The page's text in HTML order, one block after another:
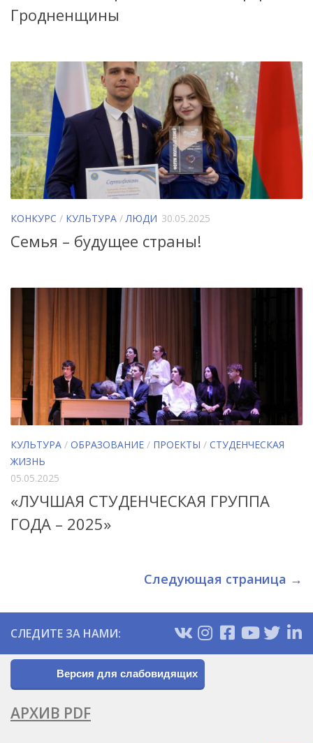
Гродненщины
КОНКУРС / КУЛЬТУРА / ЛЮДИ 30.05.2025
Семья – будущее страны!
КУЛЬТУРА / ОБРАЗОВАНИЕ / ПРОЕКТЫ / СТУДЕНЧЕСКАЯ
ЖИЗНЬ
05.05.2025
«ЛУЧШАЯ СТУДЕНЧЕСКАЯ ГРУППА
ГОДА – 2025»
Следующая страница →
СЛЕДИТЕ ЗА НАМИ:
Версия для слабовидящих
АРХИВ PDF